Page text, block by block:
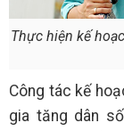
Thực hiện kế
Công tác kế
gia tăng dân